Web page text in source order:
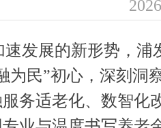
发展的新形势，浦
为民”初心，深刻洞
务适老化、数智化